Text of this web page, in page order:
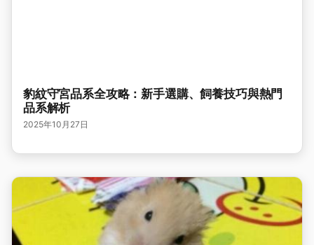
豹紋守宮品系全攻略：新手選購、飼養技巧與熱門
品系解析
2025年10月27日